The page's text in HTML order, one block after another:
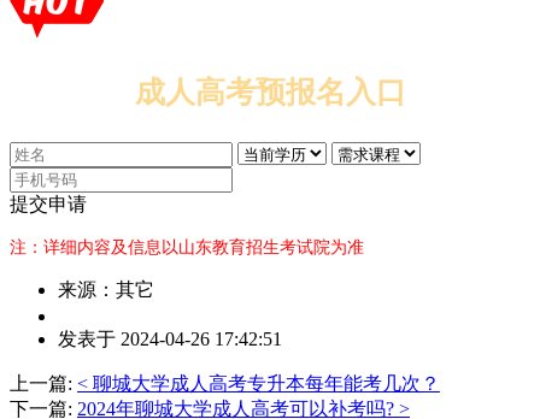
成人高考预报名入口
提交申请
注：详细内容及信息以山东教育招生考试院为准
来源：其它
者：
老
发表于 2024-04-26 17:42:51
上一篇: < 聊城大学成人高考专升本每年能考几次？
下一篇: 2024年聊城大学成人高考可以补考吗? >